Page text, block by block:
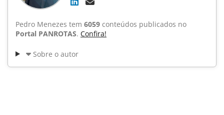
Pedro Menezes tem 6059 conteúdos publicados no
Portal PANROTAS. Confira!
Sobre o autor